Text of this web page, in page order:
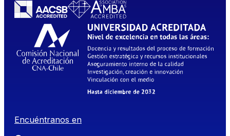
Encuéntranos en